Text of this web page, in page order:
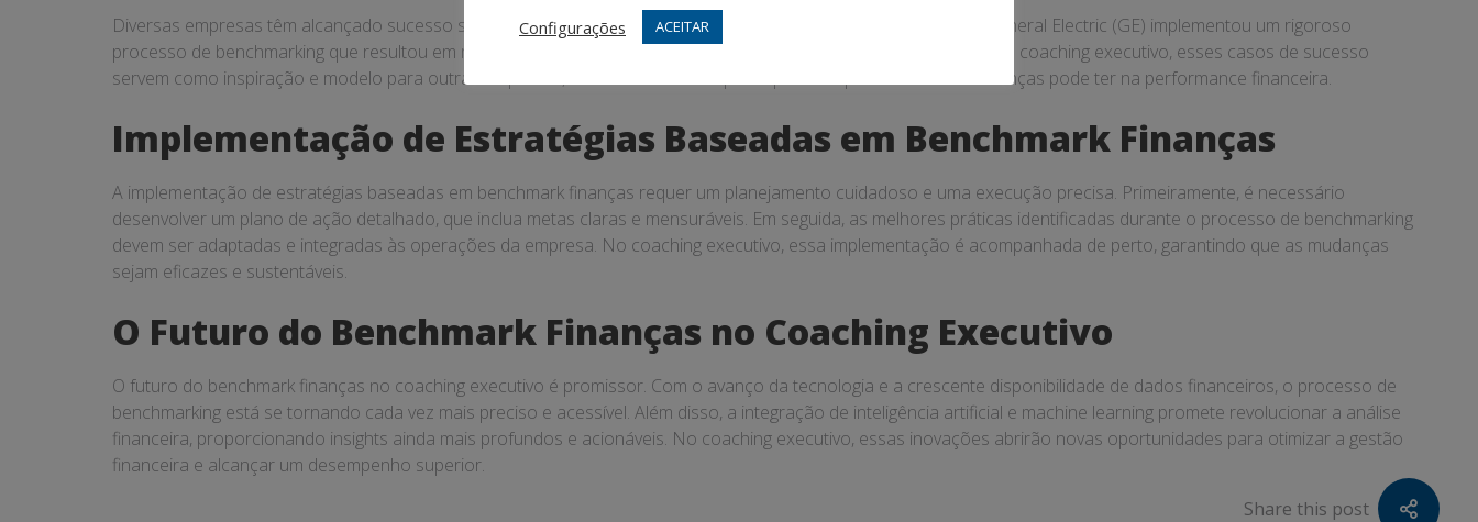
Diversas empresas têm alcançado sucesso significativo através do uso de benchmark finanças. Por exemplo, a General Electric (GE) implementou um rigoroso
processo de benchmarking que resultou em melhorias substanciais na eficiência operacional e na rentabilidade. No coaching executivo, esses casos de sucesso
servem como inspiração e modelo para outras empresas, demonstrando o impacto positivo que o benchmark finanças pode ter na performance financeira.
Implementação de Estratégias Baseadas em Benchmark Finanças
A implementação de estratégias baseadas em benchmark finanças requer um planejamento cuidadoso e uma execução precisa. Primeiramente, é necessário
desenvolver um plano de ação detalhado, que inclua metas claras e mensuráveis. Em seguida, as melhores práticas identificadas durante o processo de benchmarking
devem ser adaptadas e integradas às operações da empresa. No coaching executivo, essa implementação é acompanhada de perto, garantindo que as mudanças
sejam eficazes e sustentáveis.
O Futuro do Benchmark Finanças no Coaching Executivo
O futuro do benchmark finanças no coaching executivo é promissor. Com o avanço da tecnologia e a crescente disponibilidade de dados financeiros, o processo de
benchmarking está se tornando cada vez mais preciso e acessível. Além disso, a integração de inteligência artificial e machine learning promete revolucionar a análise
financeira, proporcionando insights ainda mais profundos e acionáveis. No coaching executivo, essas inovações abrirão novas oportunidades para otimizar a gestão
financeira e alcançar um desempenho superior.
Share this post
Configurações
ACEITAR